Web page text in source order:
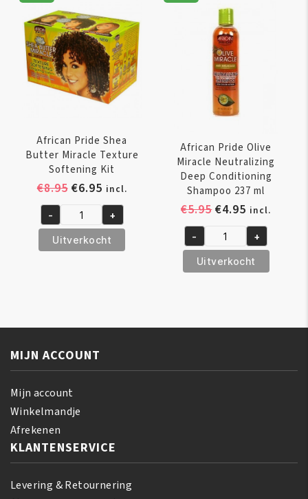
150
ml
aantal
Pudding
aantal
African Pride Shea
Butter Miracle Texture
Softening Kit
€8.95 Oorspronkelijke
was:
€8.95.
€6.95Huidige
prijs
is:
€6.95.
incl.
African
Pride
Shea
aantal
- +
Uitverkocht
African Pride Olive
Miracle Neutralizing
Deep Conditioning
Shampoo 237 ml
€5.95
was:
€5.95.
€4.95 Huidige
prijs
is:
€4.95.
incl.
African
Pride
Olive
Deep
237
- +
Uitverkocht
MIJN ACCOUNT
Mijn account
Winkelmandje
Afrekenen
KLANTENSERVICE
Levering & Retournering